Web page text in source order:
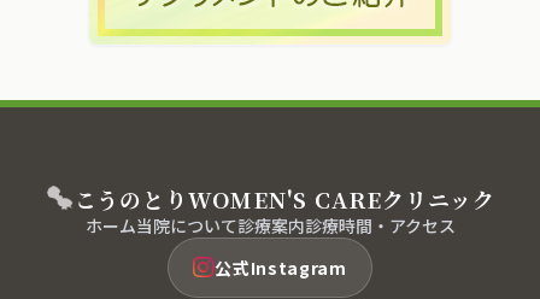
こうのとりWOMEN'S CAREクリニック
ホーム当院について診療案内診療時間・アクセス
公式Instagram